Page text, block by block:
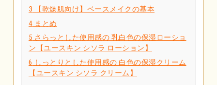
3 【乾燥肌向け】ベースメイクの基本
4 まとめ
5 さらっとした使用感の 乳白色の保湿ローショ
ン【ユースキン シソラ ローション】
6 しっとりとした使用感の 白色の保湿クリーム
【ユースキン シソラ クリーム】